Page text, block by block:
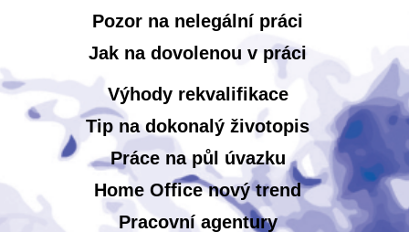
Pozor na nelegální práci
Jak na dovolenou v práci
Výhody rekvalifikace
Tip na dokonalý životopis
Práce na půl úvazku
Home Office nový trend
Pracovní agentury